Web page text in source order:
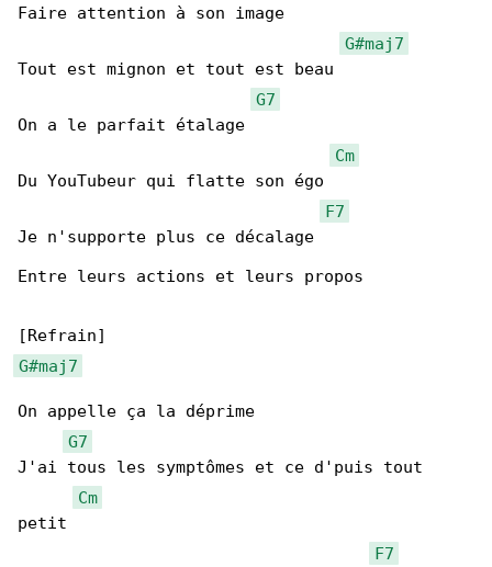
Faire attention à son image
G#maj7
Tout est mignon et tout est beau
G7
On a le parfait étalage
Cm
Du YouTubeur qui flatte son égo
F7
Je n'supporte plus ce décalage
Entre leurs actions et leurs propos
G#maj7
On appellе ça la déprime
G7
J'ai tous les symptômes еt ce d'puis tout
Cm
petit
F7